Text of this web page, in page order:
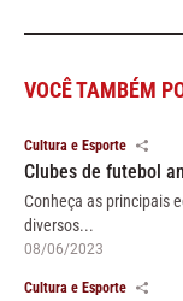
VOCÊ TAMBÉM
Cultura e Esporte
Clubes de futebol
Conheça as principais
diversos...
08/06/2023
Cultura e Esporte